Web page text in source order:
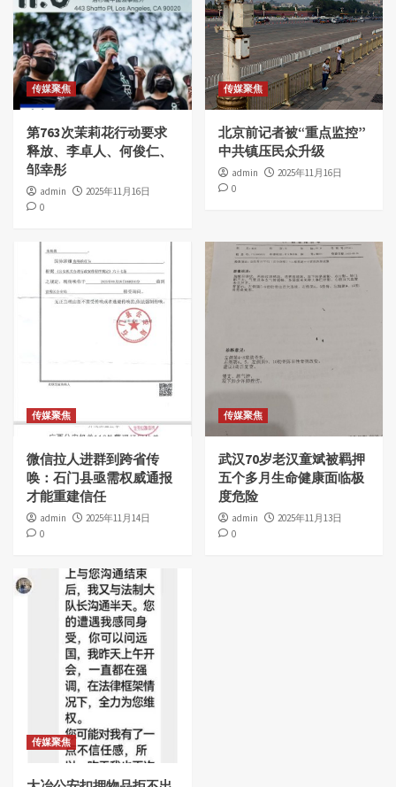
传媒聚焦
第763次茉莉花行动要求
释放、李卓人、何俊仁、
邹幸彤
admin
2025年11月16日
0
传媒聚焦
北京前记者被“重点监控”
中共镇压民众升级
admin
2025年11月16日
0
传媒聚焦
微信拉人进群到跨省传
唤：石门县亟需权威通报
才能重建信任
admin
2025年11月14日
0
传媒聚焦
武汉70岁老汉童斌被羁押
五个多月生命健康面临极
度危险
admin
2025年11月13日
0
传媒聚焦